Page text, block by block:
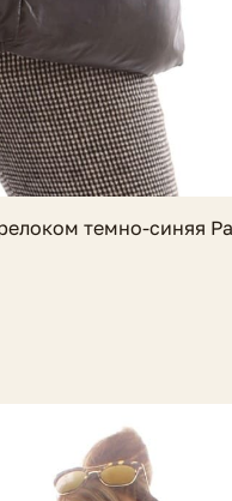
темно-синяя